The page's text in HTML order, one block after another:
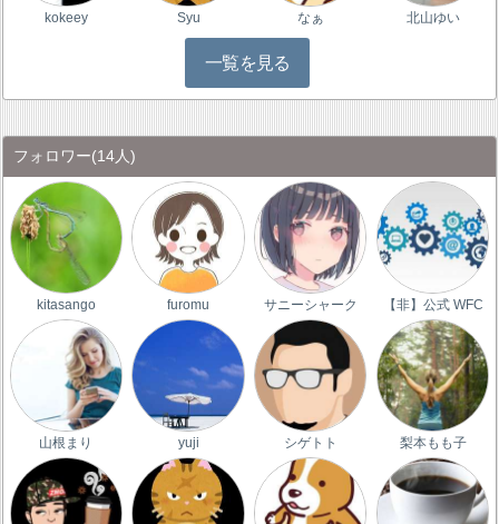
kokeey Syu なぁ 北山ゆい
一覧を見る
フォロワー(14人)
kitasango furomu サニーシャーク 【非】公式 WFC
山根まり yuji シゲトト 梨本もも子